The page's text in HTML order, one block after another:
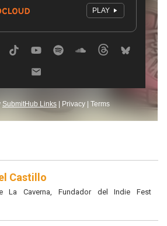
Castillo
La Caverna, Fundador del Indie Fest